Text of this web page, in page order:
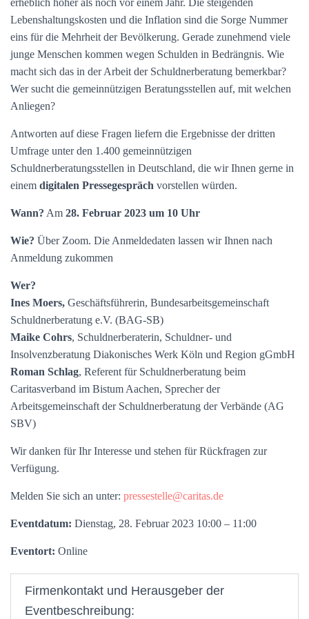
erheblich höher als noch vor einem Jahr. Die steigenden
Lebenshaltungskosten und die Inflation sind die Sorge Nummer
eins für die Mehrheit der Bevölkerung. Gerade zunehmend viele
junge Menschen kommen wegen Schulden in Bedrängnis. Wie
macht sich das in der Arbeit der Schuldnerberatung bemerkbar?
Wer sucht die gemeinnützigen Beratungsstellen auf, mit welchen
Anliegen?
Antworten auf diese Fragen liefern die Ergebnisse der dritten
Umfrage unter den 1.400 gemeinnützigen
Schuldnerberatungsstellen in Deutschland, die wir Ihnen gerne in
einem digitalen Pressegespräch vorstellen würden.
Wann? Am 28. Februar 2023 um 10 Uhr
Wie? Über Zoom. Die Anmeldedaten lassen wir Ihnen nach
Anmeldung zukommen
Wer?
Ines Moers, Geschäftsführerin, Bundesarbeitsgemeinschaft
Schuldnerberatung e.V. (BAG-SB)
Maike Cohrs, Schuldnerberaterin, Schuldner- und
Insolvenzberatung Diakonisches Werk Köln und Region gGmbH
Roman Schlag, Referent für Schuldnerberatung beim
Caritasverband im Bistum Aachen, Sprecher der
Arbeitsgemeinschaft der Schuldnerberatung der Verbände (AG
SBV)
Wir danken für Ihr Interesse und stehen für Rückfragen zur
Verfügung.
Melden Sie sich an unter: pressestelle@caritas.de
Eventdatum: Dienstag, 28. Februar 2023 10:00 – 11:00
Eventort: Online
Firmenkontakt und Herausgeber der
Eventbeschreibung: